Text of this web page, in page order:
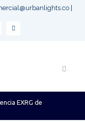
|
EXRG de